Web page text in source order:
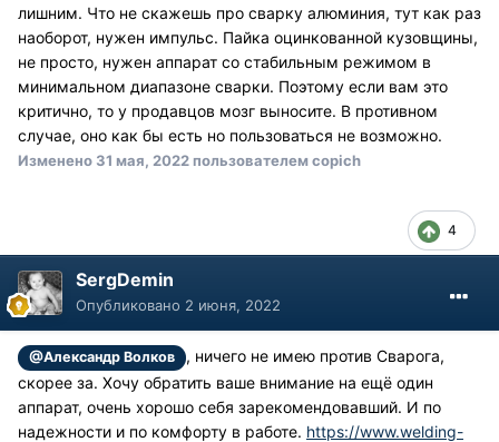
лишним. Что не скажешь про сварку алюминия, тут как раз
наоборот, нужен импульс. Пайка оцинкованной кузовщины,
не просто, нужен аппарат со стабильным режимом в
минимальном диапазоне сварки. Поэтому если вам это
критично, то у продавцов мозг выносите. В противном
случае, оно как бы есть но пользоваться не возможно.
Изменено 31 мая, 2022пользователем copich
4
SergDemin
Опубликовано 2 июня, 2022
@Александр Волков
, ничего не имею против Сварога,
скорее за. Хочу обратить ваше внимание на ещё один
аппарат, очень хорошо себя зарекомендовавший. И по
надежности и по комфорту в работе. https://www.welding-